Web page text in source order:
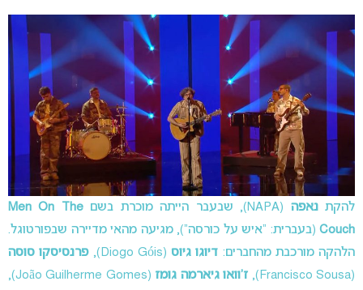
להקתנאפה (NAPA), שבעבר הייתה מוכרת בשם
Men On The
Couch (בעברית: “איש על כורסה”), מגיעה מהאי מדיירה שבפורטוגל.
הלהקה מורכבת מהחברים: דיוגו גיוס (Diogo Góis),
פרנסיסקו סוסה
(Francisco Sousa),
ז’וואו גיארמה גומז (João Guilherme Gomes),